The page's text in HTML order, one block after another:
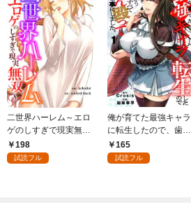
二世界ハーレム～エロ
ゲのしすぎで現実無双
～１198
試読フル
俺が育てた最強キャラ
に転生したので、歯向
かうヤツはすべてぶん
殴って生きる事にしま
165
試読フル